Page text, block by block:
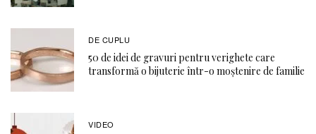
DE CUPLU
50 de idei de gravuri pentru verighete care
transformă o bijuterie într-o moștenire de familie
VIDEO